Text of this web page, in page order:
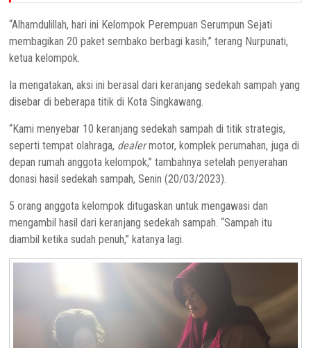
“Alhamdulillah, hari ini Kelompok Perempuan Serumpun Sejati
membagikan 20 paket sembako berbagi kasih,” terang Nurpunati,
ketua kelompok.
Ia mengatakan, aksi ini berasal dari keranjang sedekah sampah yang
disebar di beberapa titik di Kota Singkawang.
“Kami menyebar 10 keranjang sedekah sampah di titik strategis,
seperti tempat olahraga, dealermotor, komplek perumahan, juga di
depan rumah anggota kelompok,” tambahnya setelah penyerahan
donasi hasil sedekah sampah, Senin (20/03/2023).
5 orang anggota kelompok ditugaskan untuk mengawasi dan
mengambil hasil dari keranjang sedekah sampah. “Sampah itu
diambil ketika sudah penuh,” katanya lagi.